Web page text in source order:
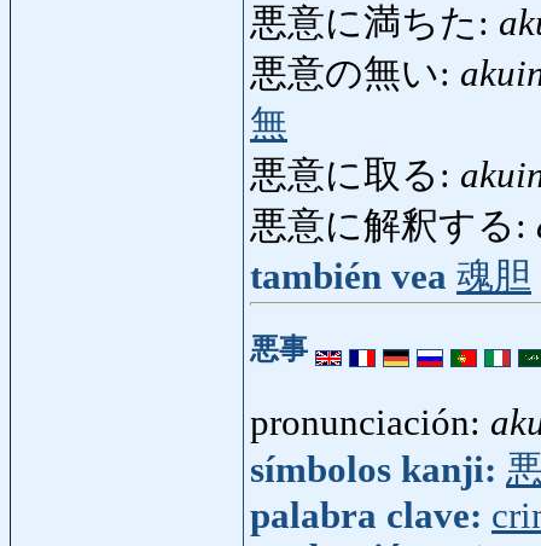
悪意に満ちた:
悪意の無い:
無
悪意に取る:
悪意に解釈する:
también vea 魂胆
悪事
pronunciación:
símbolos kanji:
palabra clave: